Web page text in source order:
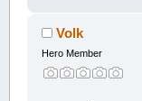
Volk
Hero Member